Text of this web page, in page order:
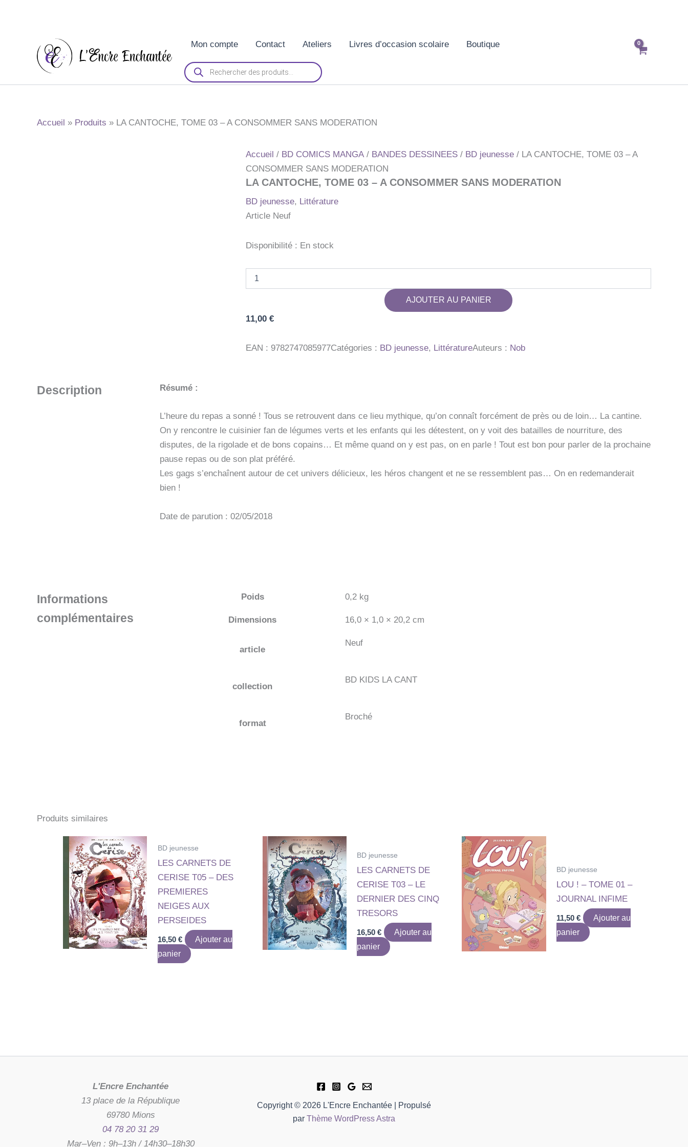
Mon compte Contact Ateliers Livres d’occasion scolaire Boutique
Recherche
de
produits
Accueil Produits LA CANTOCHE, TOME 03 – A CONSOMMER SANS MODERATION
Accueil / BD COMICS MANGA / BANDES DESSINEES / BD jeunesse / LA CANTOCHE, TOME 03 – A
CONSOMMER SANS MODERATION
LA CANTOCHE, TOME 03 – A CONSOMMER SANS MODERATION
BD jeunesse, Littérature
Article Neuf
Disponibilité : En stock
TOME
03
A
AJOUTER AU PANIER
11,00 €
EAN : 9782747085977Catégories : BD jeunesse, LittératureAuteurs : Nob
Description Résumé :
L’heure du repas a sonné ! Tous se retrouvent dans ce lieu mythique, qu’on connaît forcément de près ou de loin… La cantine.
On y rencontre le cuisinier fan de légumes verts et les enfants qui les détestent, on y voit des batailles de nourriture, des
disputes, de la rigolade et de bons copains… Et même quand on y est pas, on en parle ! Tout est bon pour parler de la prochaine
pause repas ou de son plat préféré.
Les gags s’enchaînent autour de cet univers délicieux, les héros changent et ne se ressemblent pas… On en redemanderait
bien !
Date de parution : 02/05/2018
Informations
complémentaires
Poids 0,2 kg
Dimensions 16,0 × 1,0 × 20,2 cm
article
Neuf
collection
BD KIDS LA CANT
format
Broché
Produits similaires
BD jeunesse
LES CARNETS DE
CERISE T05 – DES
PREMIERES
NEIGES AUX
PERSEIDES
16,50 €
Ajouter au
panier
BD jeunesse
LES CARNETS DE
CERISE T03 – LE
DERNIER DES CINQ
TRESORS
16,50€
Ajouter au
panier
BD jeunesse
LOU ! – TOME 01 –
JOURNAL INFIME
11,50€
Ajouter au
panier
L'Encre Enchantée
13 place de la République
69780 Mions
04 78 20 31 29
Mar–Ven : 9h–13h / 14h30–18h30
Copyright © 2026 L'Encre Enchantée | Propulsé
par Thème WordPress Astra